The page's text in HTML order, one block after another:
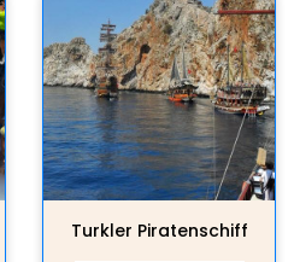
Turkler Piratenschiff